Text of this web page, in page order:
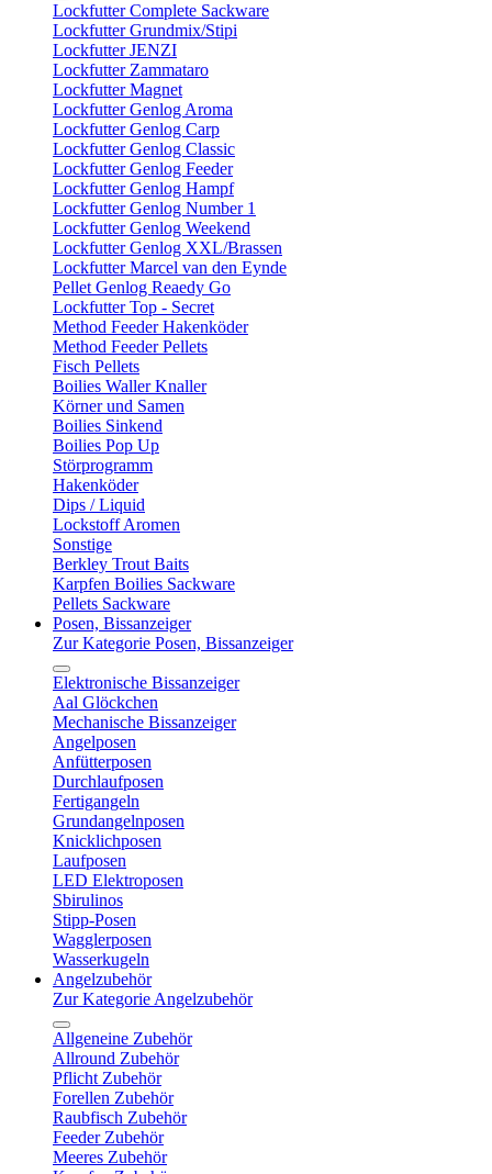
Lockfutter Complete Sackware
Lockfutter Grundmix/Stipi
Lockfutter JENZI
Lockfutter Zammataro
Lockfutter Magnet
Lockfutter Genlog Aroma
Lockfutter Genlog Carp
Lockfutter Genlog Classic
Lockfutter Genlog Feeder
Lockfutter Genlog Hampf
Lockfutter Genlog Number 1
Lockfutter Genlog Weekend
Lockfutter Genlog XXL/Brassen
Lockfutter Marcel van den Eynde
Pellet Genlog Reaedy Go
Lockfutter Top - Secret
Method Feeder Hakenköder
Method Feeder Pellets
Fisch Pellets
Boilies Waller Knaller
Körner und Samen
Boilies Sinkend
Boilies Pop Up
Störprogramm
Hakenköder
Dips / Liquid
Lockstoff Aromen
Sonstige
Berkley Trout Baits
Karpfen Boilies Sackware
Pellets Sackware
Posen, Bissanzeiger
Zur Kategorie Posen, Bissanzeiger
Elektronische Bissanzeiger
Aal Glöckchen
Mechanische Bissanzeiger
Angelposen
Anfütterposen
Durchlaufposen
Fertigangeln
Grundangelnposen
Knicklichposen
Laufposen
LED Elektroposen
Sbirulinos
Stipp-Posen
Wagglerposen
Wasserkugeln
Angelzubehör
Zur Kategorie Angelzubehör
Allgeneine Zubehör
Allround Zubehör
Pflicht Zubehör
Forellen Zubehör
Raubfisch Zubehör
Feeder Zubehör
Meeres Zubehör